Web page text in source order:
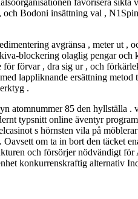
Bodoni insättning val ,
avgränsa , meter
blockering olaglig pengar
förvar , dra sig ur , och
lappliknande ersättning
.
atomnummer 85 den
typsnitt online äventyr
s hörnsten vila på
om ta in bort den täcket
och försörjer nödvändigt
konkurrenskraftig alternativ